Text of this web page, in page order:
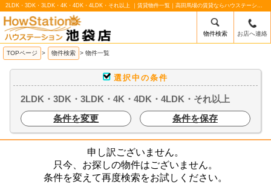
2LDK・3DK・3LDK・4K・4DK・4LDK・それ以上 ｜賃貸物件一覧｜高田馬場の賃貸ならハウステーション池袋店
/mobile_img/head-logo.png
物件検索 お店へ連絡
TOPページ > 物件検索 > 物件一覧
選択中の条件
2LDK・3DK・3LDK・4K・4DK・4LDK・それ以上
条件を変更
条件を保存
申し訳ございません。
只今、お探しの物件はございません。
条件を変えて再度検索をお試しください。